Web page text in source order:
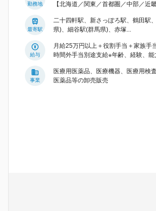
勤務地
【北海道／関東／首都圏／中部／近
最寄駅
二十四軒駅、新さっぽろ駅、鶴田駅
県)、細谷駅(群馬県)、赤塚...
給与
月給25万円以上＋役割手当＋家族
時間外手当別途支給※年齢、経験、能
事業
医療用医薬品、医療機器、医療用検
医薬品等の卸売販売